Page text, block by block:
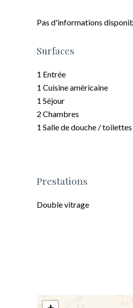
Pas d'informations
Surfaces
1 Entrée
1 Cuisine américaine
1 Séjour
2 Chambres
1 Salle de douche / toilettes
Prestations
Double vitrage